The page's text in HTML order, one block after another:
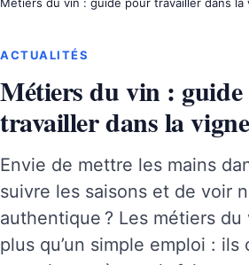
ACTUALITÉS
Métiers du vin :
travailler dans la
Envie de mettre les mains
suivre les saisons et de voir
authentique ? Les métiers
plus qu’un simple emploi : ils